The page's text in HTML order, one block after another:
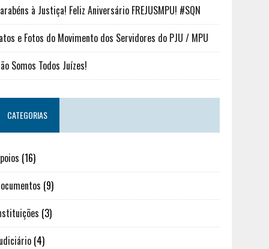
à Justiça! Feliz Aniversário FREJUSMPU! #SQN
e Fotos do Movimento dos Servidores do PJU / MPU
Somos Todos Juízes!
CATEGORIAS
(16)
(9)
(3)
(4)